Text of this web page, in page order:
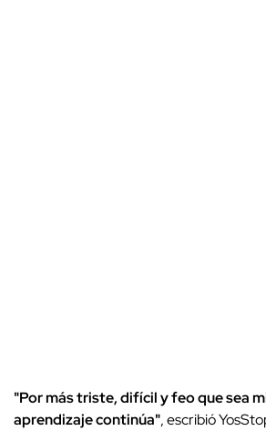
"Por más triste, difícil y feo que sea
aprendizaje continúa", escribió